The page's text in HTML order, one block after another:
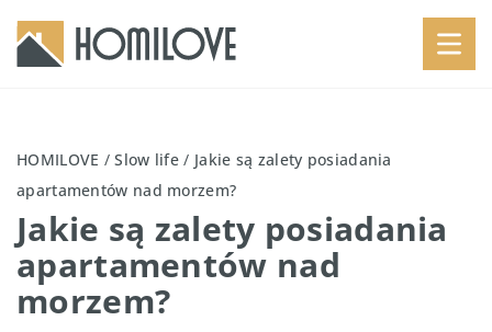
HOMILOVE /Slow life / Jakie są zalety posiadania
apartamentów nad morzem?
Jakie są zalety posiadania
apartamentów nad
morzem?